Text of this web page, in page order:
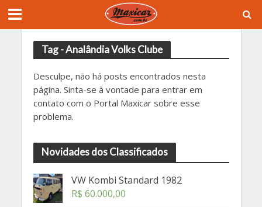
Tag - Analândia Volks Clube
Desculpe, não há posts encontrados nesta
página. Sinta-se à vontade para entrar em
contato com o Portal Maxicar sobre esse
problema.
Novidades dos Classificados
VW Kombi Standard 1982
R$ 60.000,00